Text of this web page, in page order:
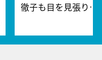
徹子も目を見張り…